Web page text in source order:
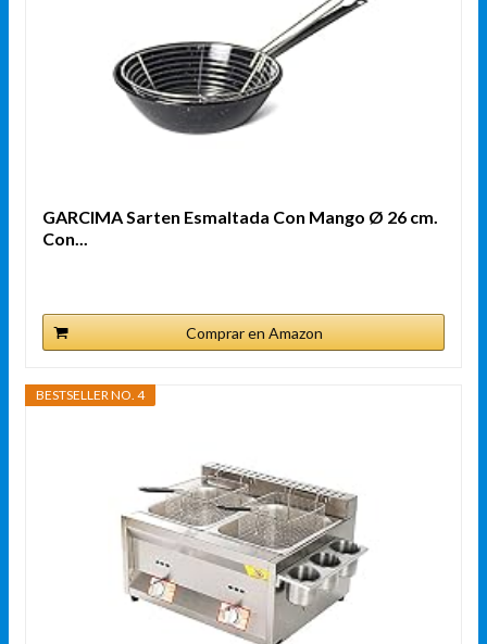
GARCIMA Sarten Esmaltada Con Mango Ø 26 cm.
Con...
Comprar en Amazon
BESTSELLER NO. 4